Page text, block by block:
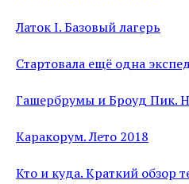
Латок I. Базовый лагерь
Стартовала ещё одна
Гашербрумы и Броуд Пик.
Каракорум. Лето 2018
Кто и куда. Краткий обзор